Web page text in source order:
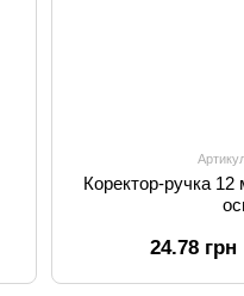
Коректор-ручка
24.78 грн